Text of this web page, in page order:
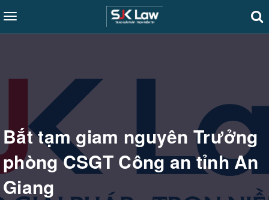
Toggle
navigation
Bắt tạm giam nguyên Trưởng
phòng CSGT Công an tỉnh An
Giang